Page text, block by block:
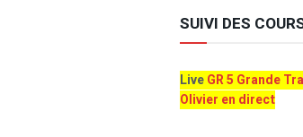
SUIVI DES
LiveGR 5 Grande
Olivier en direct